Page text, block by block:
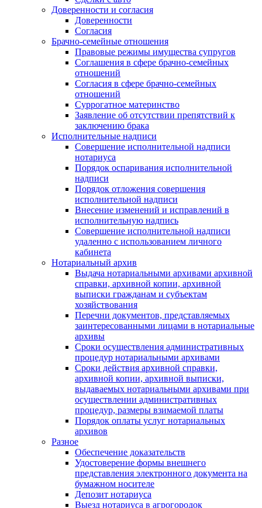
Доверенности и согласия
Доверенности
Согласия
Брачно-семейные отношения
Правовые режимы имущества супругов
Соглашения в сфере брачно-семейных
отношений
Согласия в сфере брачно-семейных
отношений
Суррогатное материнство
Заявление об отсутствии препятствий к
заключению брака
Исполнительные надписи
Совершение исполнительной надписи
нотариуса
Порядок оспаривания исполнительной
надписи
Порядок отложения совершения
исполнительной надписи
Внесение изменений и исправлений в
исполнительную надпись
Совершение исполнительной надписи
удаленно с использованием личного
кабинета
Нотариальный архив
Выдача нотариальными архивами архивной
справки, архивной копии, архивной
выписки гражданам и субъектам
хозяйствования
Перечни документов, представляемых
заинтересованными лицами в нотариальные
архивы
Сроки осуществления административных
процедур нотариальными архивами
Сроки действия архивной справки,
архивной копии, архивной выписки,
выдаваемых нотариальными архивами при
осуществлении административных
процедур, размеры взимаемой платы
Порядок оплаты услуг нотариальных
архивов
Разное
Обеспечение доказательств
Удостоверение формы внешнего
представления электронного документа на
бумажном носителе
Депозит нотариуса
Выезд нотариуса в агрогородок